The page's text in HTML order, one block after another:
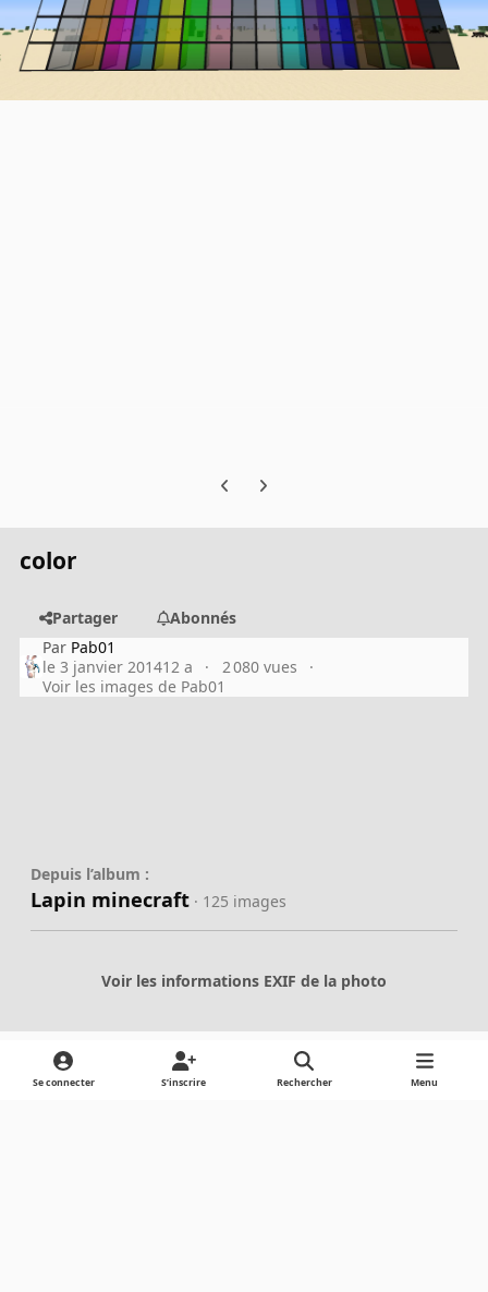
Previous carousel slide
Next carousel slide
color
Partager
Abonnés
Par Pab01
le 3 janvier 201412 a
2 080 vues
Voir les images de Pab01
Depuis l’album :
Lapin minecraft · 125 images
Voir les informations EXIF de la photo
Partager
Se connecter S’inscrire Rechercher Menu